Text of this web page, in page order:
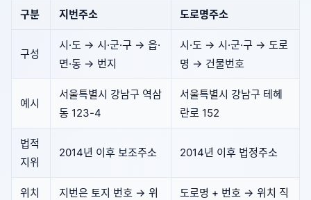
구분 지번주소 도로명주소
구성
시·도 → 시·군·구 → 읍·
면·동 → 번지
시·도 → 시·군·구 → 도로
명 → 건물번호
예시
서울특별시 강남구 역삼
동 123-4
서울특별시 강남구 테헤
란로 152
법적
지위
2014년 이후 보조주소 2014년 이후 법정주소
위치
지번은 토지 번호 → 위
도로명 + 번호 → 위치 직